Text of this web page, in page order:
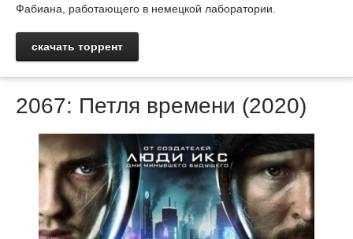
Фабиана, работающего в немецкой лаборатории.
скачать торрент
2067: Петля времени (2020)